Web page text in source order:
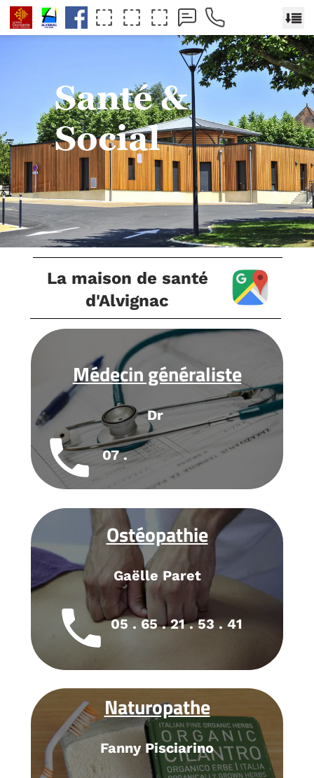
Santé &
Social
La maison de santé
d'Alvignac
Ostéopathie
Gaëlle Paret
Médecin généraliste
Dr
local_phone 07 .
local_phone 05 . 65 . 21 . 53 . 41
Naturopathe
Fanny Pisciarino